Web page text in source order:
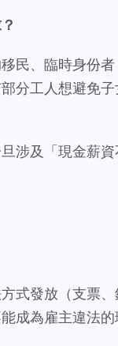
民、臨時身份
分工人想避免
涉及「現金薪
式發放（支票
成為雇主違法的